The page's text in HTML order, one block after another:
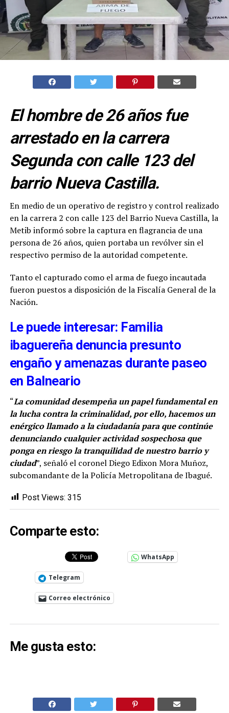
El hombre de 26 años fue
arrestado en la carrera
Segunda con calle 123 del
barrio Nueva Castilla.
En medio de un operativo de registro y control realizado
en la carrera 2 con calle 123 del Barrio Nueva Castilla, la
Metib informó sobre la captura en flagrancia de una
persona de 26 años, quien portaba un revólver sin el
respectivo permiso de la autoridad competente.
Tanto el capturado como el arma de fuego incautada
fueron puestos a disposición de la Fiscalía General de la
Nación.
Le puede interesar: Familia
ibaguereña denuncia presunto
engaño y amenazas durante paseo
en Balneario
“La comunidad desempeña un papel fundamental en
la lucha contra la criminalidad, por ello, hacemos un
enérgico llamado a la ciudadanía para que continúe
denunciando cualquier actividad sospechosa que
ponga en riesgo la tranquilidad de nuestro barrio y
ciudad”, señaló el coronel Diego Edixon Mora Muñoz,
subcomandante de la Policía Metropolitana de Ibagué.
Post Views: 315
Comparte esto:
WhatsApp
Telegram
Correo electrónico
Me gusta esto: